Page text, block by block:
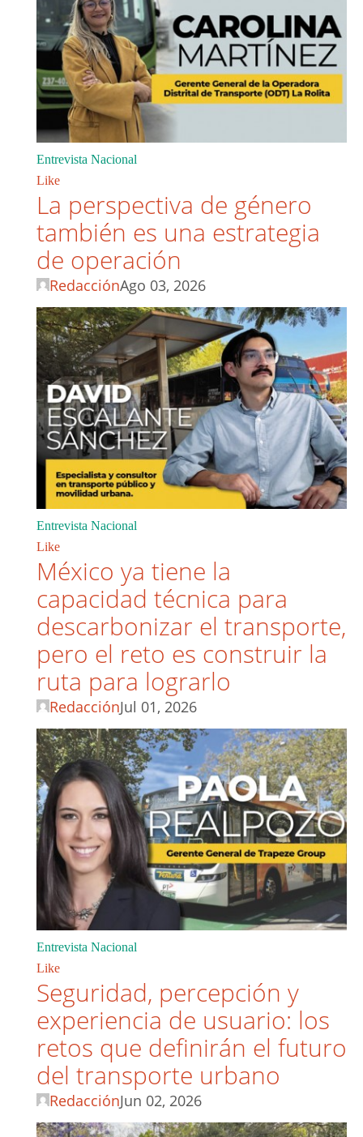
Entrevista Nacional
Like
La perspectiva de género
también es una estrategia
de operación
RedacciónAgo 03, 2026
Entrevista Nacional
Like
México ya tiene la
capacidad técnica para
descarbonizar el transporte,
pero el reto es construir la
ruta para lograrlo
RedacciónJul 01, 2026
Entrevista Nacional
Like
Seguridad, percepción y
experiencia de usuario: los
retos que definirán el futuro
del transporte urbano
RedacciónJun 02, 2026